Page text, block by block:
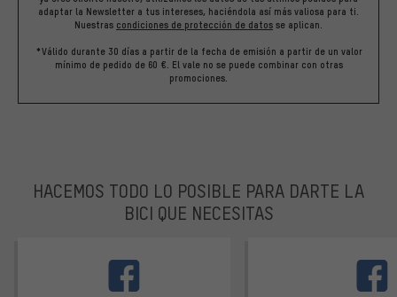
adaptar la Newsletter a tus intereses, haciéndola así más valiosa para ti.
Nuestras condiciones de protección de datos se aplican.
*Válido durante 30 días a partir de la fecha de emisión a partir de un valor
mínimo de pedido de 60 €. El vale no se puede combinar con otras
promociones.
HACEMOS TODO LO POSIBLE PARA DARTE LA
BICI QUE NECESITAS